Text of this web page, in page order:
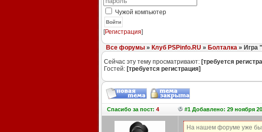
Чужой компьютер
Войти
[Регистрация]
Все форумы» Клуб PSPinfo.RU » Болталка» Игра
Сейчас эту тему просматривают: [требуется
Гостей: [требуется регистрация]
Спасибоза пост: 4 #1 Добавлено: 29 ноября
На нашем форуме уже